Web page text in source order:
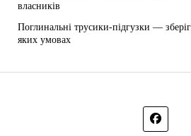
власників
Поглинальні трусики-підгузки —
яких умовах